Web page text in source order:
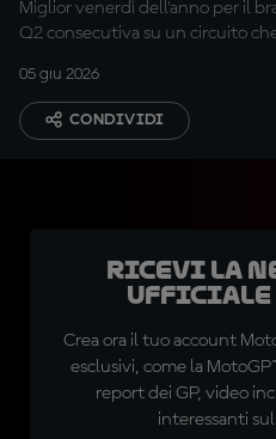
Miglior venerdì dell'anno per il
Q2 consecutiva su un circuito
05 giu 2026
CONDIVIDI
Ricevi la
ufficiale
Crea ora il tuo account
esclusivi, come la
report dei GP, video
interessanti